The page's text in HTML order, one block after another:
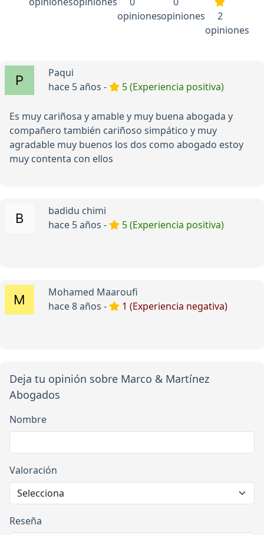
opinionesopiniones
2
opiniones
Paqui
hace 5 años -
5 (Experiencia positiva)
Es muy cariñosa y amable y muy buena abogada y
compañero también cariñoso simpático y muy
agradable muy buenos los dos como abogado estoy
muy contenta con ellos
badidu chimi
hace 5 años -
5 (Experiencia positiva)
Mohamed Maaroufi
hace 8 años -
1 (Experiencia negativa)
Deja tu opinión sobre Marco & Martínez
Abogados
Nombre
Valoración
Reseña